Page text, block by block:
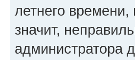
летнего
значит,
администратора